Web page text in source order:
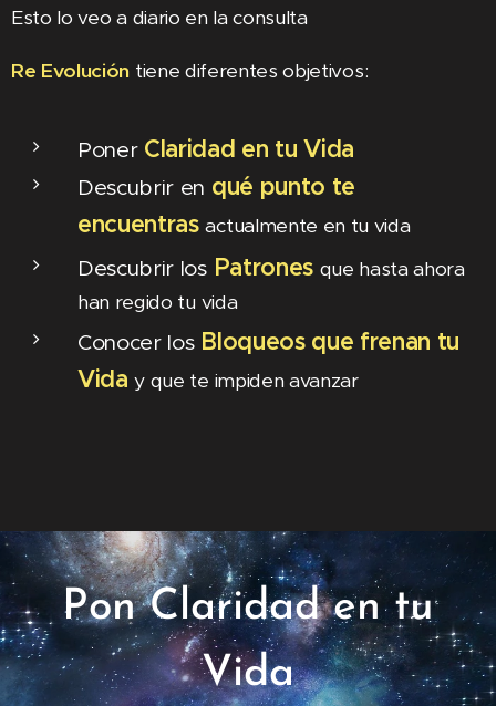
Esto lo veo a diario en la consulta
Re Evolución tiene diferentes objetivos:
Poner Claridad en tu Vida
Descubrir en qué punto te
encuentrasactualmente en tu vida
Descubrir los Patrones que hasta ahora
han regido tu vida
Conocer los Bloqueos que frenan tu
Viday que te impiden avanzar
Pon Claridad en tu
Vida